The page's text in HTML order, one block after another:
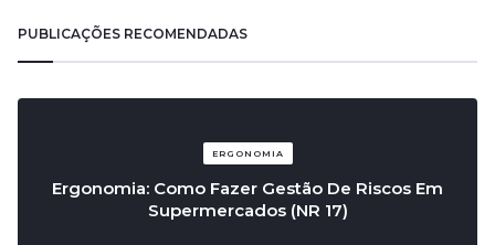
PUBLICAÇÕES RECOMENDADAS
ERGONOMIA
Ergonomia: Como Fazer Gestão De Riscos Em
Supermercados (NR 17)